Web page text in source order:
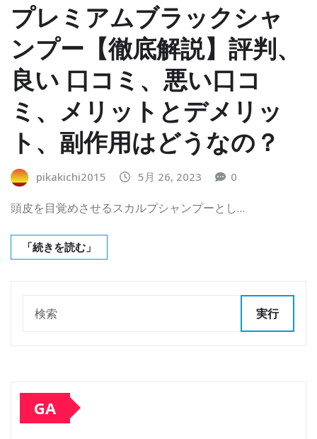
プレミアムブラックシャ
ンプー【徹底解説】評判、
良い 口コミ、悪い口コ
ミ、メリットとデメリッ
ト、副作用はどうなの？
pikakichi2015 5月 26, 2023 0
頭皮を目覚めさせるスカルプシャンプーとし…
「続きを読む」
実行
GA